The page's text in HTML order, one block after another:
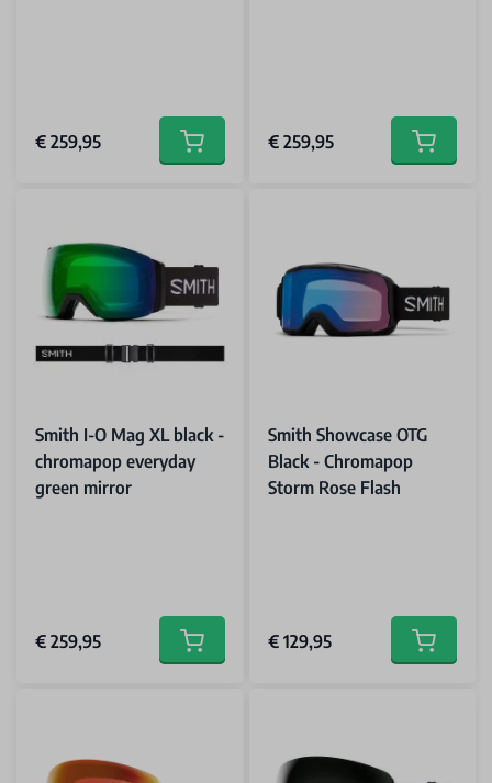
€ 259,95 Add to cart € 259,95 Add to
Smith I-O Mag XL black -
chromapop everyday
green mirror
€ 259,95 Add to cart
Smith Showcase OTG
Black - Chromapop
Storm Rose Flash
€ 129,95 Add to